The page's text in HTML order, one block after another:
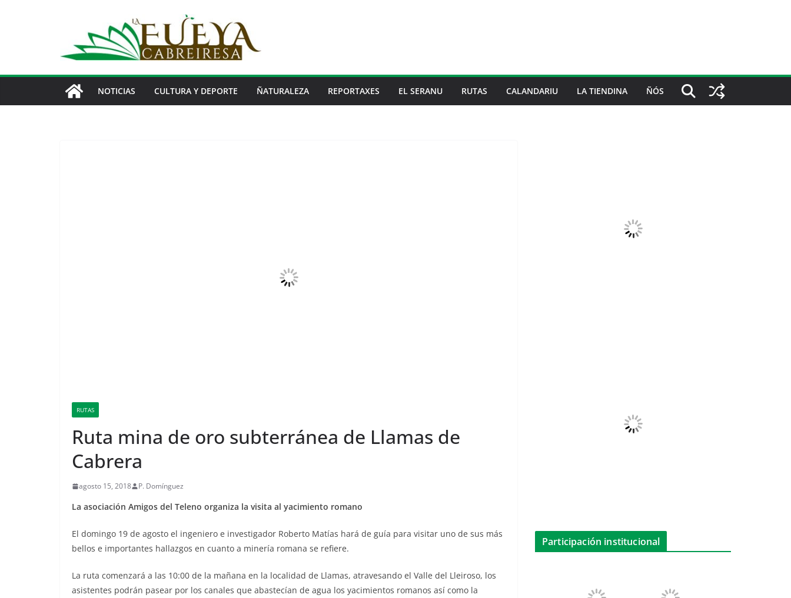
NOTICIAS CULTURA Y DEPORTE ÑATURALEZA REPORTAXES EL SERANU RUTAS CALANDARIU LA TIENDINA ÑÓS
RUTAS
Ruta mina de oro subterránea de Llamas de
Cabrera
agosto 15, 2018 P. Domínguez
La asociación Amigos del Teleno organiza la visita al yacimiento romano
El domingo 19 de agosto el ingeniero e investigador Roberto Matías hará de guía para visitar uno de sus más
bellos e importantes hallazgos en cuanto a minería romana se refiere.
La ruta comenzará a las 10:00 de la mañana en la localidad de Llamas, atravesando el Valle del Lleiroso, los
asistentes podrán pasear por los canales que abastecían de agua los yacimientos romanos así como la
Participación institucional